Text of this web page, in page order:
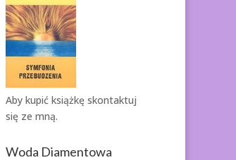
Aby kupić książkę skontaktuj
się ze mną.
Woda Diamentowa